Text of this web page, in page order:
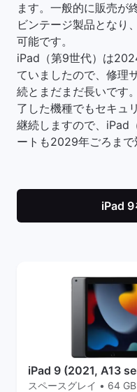
ます。一般的に販売が
ビンテージ製品となり
可能です。
iPad（第9世代）は
ていましたので、修理
続とまだまだ長いです
了した機種でもセキュ
継続しますので、iPad
ートも2029年ごろまで
iPad 9
iPad 9 (2021, A13
スペースグレイ • 64